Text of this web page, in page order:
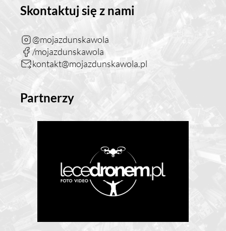
Skontaktuj się z nami
@mojazdunskawola
/mojazdunskawola
kontakt@mojazdunskawola.pl
Partnerzy